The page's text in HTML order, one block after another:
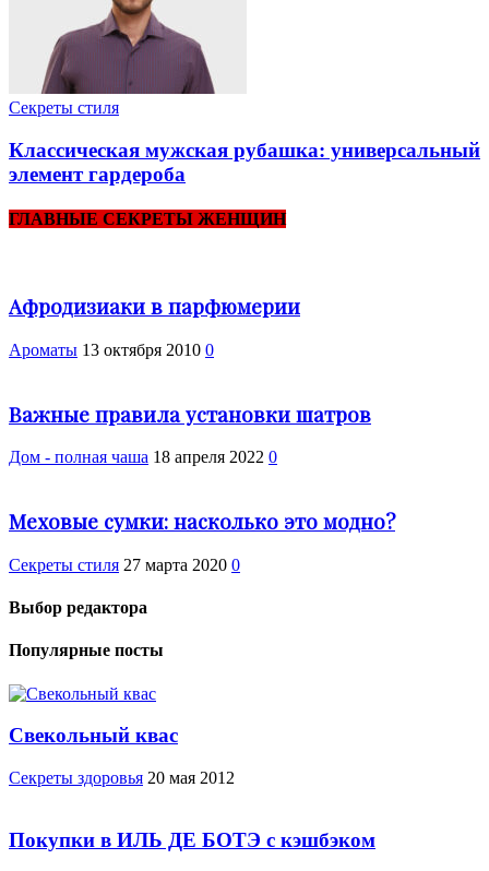
Секреты стиля
Классическая мужская рубашка: универсальный
элемент гардероба
ГЛАВНЫЕ СЕКРЕТЫ ЖЕНЩИН
Афродизиаки в парфюмерии
Ароматы 13 октября 2010 0
Важные правила установки шатров
Дом - полная чаша 18 апреля 2022 0
Меховые сумки: насколько это модно?
Секреты стиля 27 марта 2020 0
Выбор редактора
Популярные посты
Свекольный квас
Cекреты здоровья 20 мая 2012
Покупки в ИЛЬ ДЕ БОТЭ с кэшбэком